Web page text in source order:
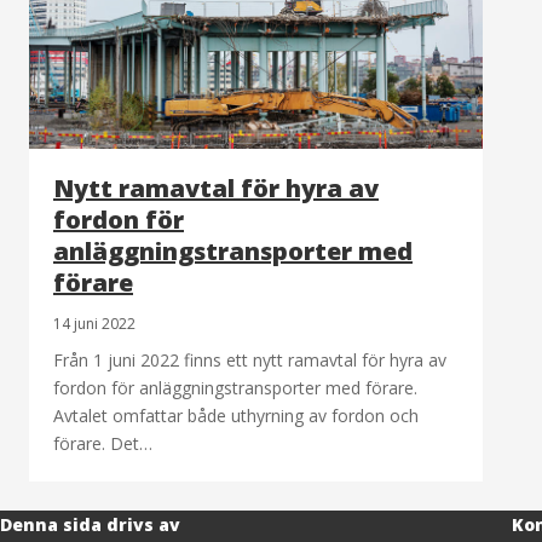
Nytt ramavtal för hyra av
fordon för
anläggningstransporter med
förare
14 juni 2022
Från 1 juni 2022 finns ett nytt ramavtal för hyra av
fordon för anläggningstransporter med förare.
Avtalet omfattar både uthyrning av fordon och
förare. Det…
Denna sida drivs av